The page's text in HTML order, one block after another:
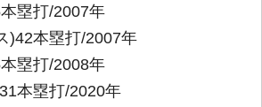
塁打/2007年
)42本塁打/2007年
塁打/2008年
本塁打/2020年